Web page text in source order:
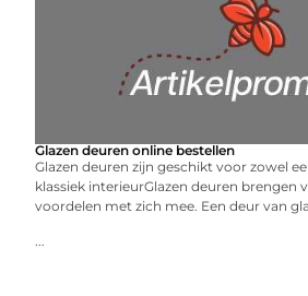
Glazen deuren online bestellen
Glazen deuren zijn geschikt voor zowel
klassiek interieurGlazen deuren brengen
voordelen met zich mee. Een deur van
...